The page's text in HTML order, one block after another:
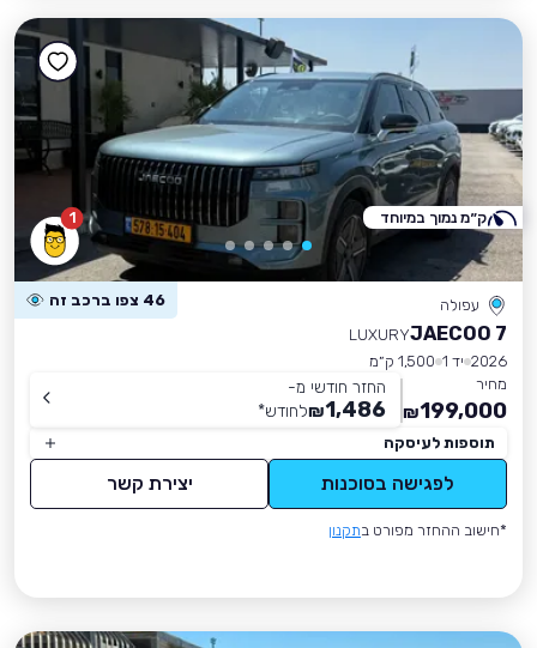
1
עפולה 46 צפו ברכב זה
JAECOO 7
LUXURY
2026 יד 1
1,500 ק״מ
מחיר
199,000
₪
החזר חודשי מ-
1,486
₪לחודש*
תוספות לעיסקה
לפגישה בסוכנות יצירת קשר
*חישוב ההחזר מפורט בתקנון
ק״מ נמוך במיוחד